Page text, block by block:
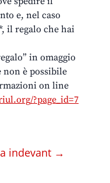
e, nel caso
il regalo che hai
in omaggio
non è possibile
on line
?page_id=7
indevant →